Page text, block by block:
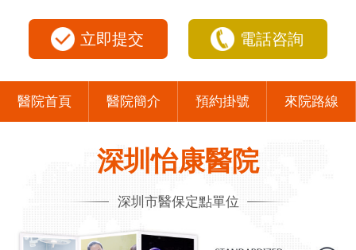
立即提交 電話咨詢
醫院首頁 醫院簡介 預約掛號 來院路線
深圳怡康醫院
深圳市醫保定點單位